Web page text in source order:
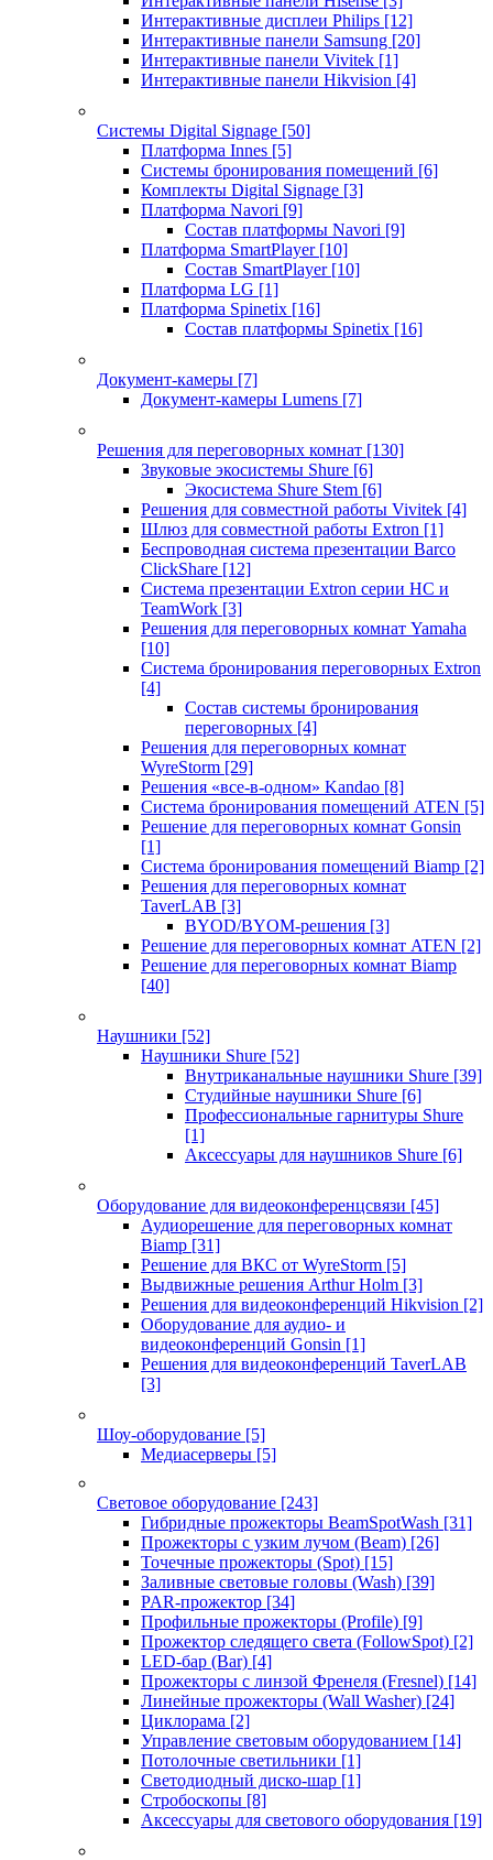
Интерактивные дисплеи Philips [12]
Интерактивные панели Samsung [20]
Интерактивные панели Vivitek [1]
Интерактивные панели Hikvision [4]
Системы Digital Signage [50]
Платформа Innes [5]
Системы бронирования помещений [6]
Комплекты Digital Signage [3]
Платформа Navori [9]
Состав платформы Navori [9]
Платформа SmartPlayer [10]
Состав SmartPlayer [10]
Платформа LG [1]
Платформа Spinetix [16]
Состав платформы Spinetix [16]
Документ-камеры [7]
Документ-камеры Lumens [7]
Решения для переговорных комнат [130]
Звуковые экосистемы Shure [6]
Экосистема Shure Stem [6]
Решения для совместной работы Vivitek [4]
Шлюз для совместной работы Extron [1]
Беспроводная система презентации Barco
ClickShare [12]
Система презентации Extron серии HC и
TeamWork [3]
Решения для переговорных комнат Yamaha
[10]
Система бронирования переговорных Extron
[4]
Состав системы бронирования
переговорных [4]
Решения для переговорных комнат
WyreStorm [29]
Решения «все-в-одном» Kandao [8]
Система бронирования помещений ATEN [5]
Решение для переговорных комнат Gonsin
[1]
Система бронирования помещений Biamp [2]
Решения для переговорных комнат
TaverLAB [3]
BYOD/BYOM-решения [3]
Решение для переговорных комнат ATEN [2]
Решение для переговорных комнат Biamp
[40]
Наушники [52]
Наушники Shure [52]
Внутриканальные наушники Shure [39]
Студийные наушники Shure [6]
Профессиональные гарнитуры Shure
[1]
Аксессуары для наушников Shure [6]
Оборудование для видеоконференцсвязи [45]
Аудиорешение для переговорных комнат
Biamp [31]
Решение для ВКС от WyreStorm [5]
Выдвижные решения Arthur Holm [3]
Решения для видеоконференций Hikvision [2]
Оборудование для аудио- и
видеоконференций Gonsin [1]
Решения для видеоконференций TaverLAB
[3]
Шоу-оборудование [5]
Медиасерверы [5]
Световое оборудование [243]
Гибридные прожекторы BeamSpotWash [31]
Прожекторы с узким лучом (Beam) [26]
Точечные прожекторы (Spot) [15]
Заливные световые головы (Wash) [39]
PAR-прожектор [34]
Профильные прожекторы (Profile) [9]
Прожектор следящего света (FollowSpot) [2]
LED-бар (Bar) [4]
Прожекторы с линзой Френеля (Fresnel) [14]
Линейные прожекторы (Wall Washer) [24]
Циклорама [2]
Управление световым оборудованием [14]
Потолочные светильники [1]
Светодиодный диско-шар [1]
Стробоскопы [8]
Аксессуары для светового оборудования [19]